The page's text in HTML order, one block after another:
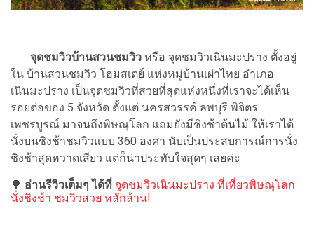
จุดชมวิวบ้านสวนชมวิว หรือ จุดชมวิวเนินมะปราง ตั้งอยู่
ใน บ้านสวนชมวิว โฮมสเตย์ แห่งหมู่บ้านเผ่าไทย อำเภอ
เนินมะปราง เป็นจุดชมวิวที่สวยที่สุดแห่งหนึ่งที่เราจะได้เห็น
รอยต่อของ 5 จังหวัด ตั้งแต่ นครสวรรค์ ลพบุรี พิจิตร
เพชรบูรณ์ มาจนถึงพิษณุโลก แถมยังมีชิงช้าต้นไม้ ให้เราได้
นั่งบนชิงช้าชมวิวแบบ 360 องศา นับเป็นประสบการณ์การนั่ง
ชิงช้าสุดหวาดเสียว แต่ก็น่าประทับใจสุดๆ เลยค่ะ
🌳 อ่านรีวิวเต็มๆ ได้ที่ จุดชมวิวเนินมะปราง ที่เที่ยวพิษณุโลก
นั่งชิงช้า ชมวิวสวย หลักล้าน!